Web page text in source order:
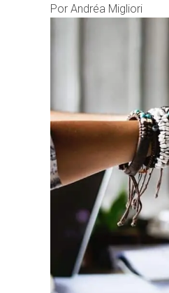
Por Andréa Migliori